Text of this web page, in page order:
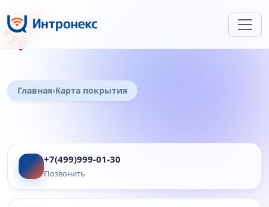
🚀
Главная Карта покрытия
+7(499)999-01-30
Позвонить